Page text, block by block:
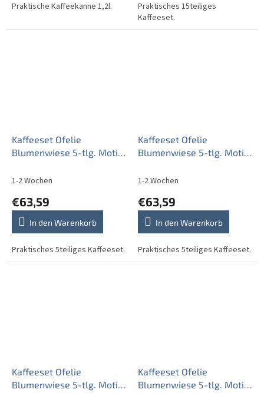
Praktische Kaffeekanne 1,2l.
Praktisches 15teiliges
Kaffeeset.
Kaffeeset Ofelie
Blumenwiese 5-tlg. Motiv
1-2 Wochen
€63,59
In den Warenkorb
Praktisches 5teiliges Kaffeeset.
Kaffeeset Ofelie
Blumenwiese 5-tlg. Motiv
1-2 Wochen
€63,59
In den Warenkorb
Praktisches 5teiliges Kaffeeset.
Kaffeeset Ofelie
Blumenwiese 5-tlg. Motiv
Kaffeeset Ofelie
Blumenwiese 5-tlg. Motiv